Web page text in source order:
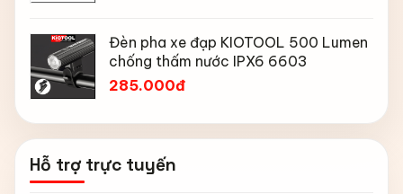
Đèn pha xe đạp KIOTOOL 500 Lumen
chống thấm nước IPX6 6603
285.000đ
Hỗ trợ trực tuyến